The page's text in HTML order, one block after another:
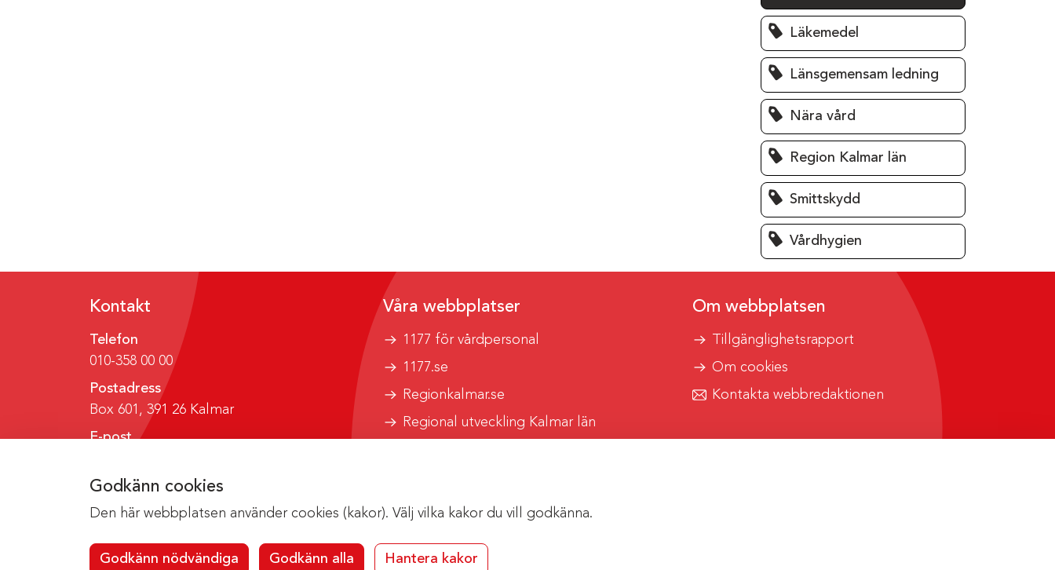
Godkänn cookies
Den här webbplatsen använder cookies (kakor). Välj vilka kakor du vill godkänna.
Godkänn nödvändiga Godkänn alla Hantera kakor
Läkemedel
Länsgemensam ledning
Nära vård
Region Kalmar län
Smittskydd
Vårdhygien
Kontakt
Telefon
010-358 00 00
Postadress
Box 601, 391 26 Kalmar
E-post
Våra webbplatser
1177 för vårdpersonal
1177.se
Regionkalmar.se
Regional utveckling Kalmar län
Om webbplatsen
Tillgänglighetsrapport
Om cookies
Kontakta webbredaktionen